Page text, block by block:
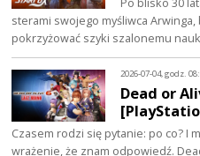
sterami swojego myśliwca Arwinga,
pokrzyżować szyki szalonemu
2026-07-04, godz.
Dead or
Czasem rodzi się pytanie: po co? I
wrażenie, że znam odpowiedź.